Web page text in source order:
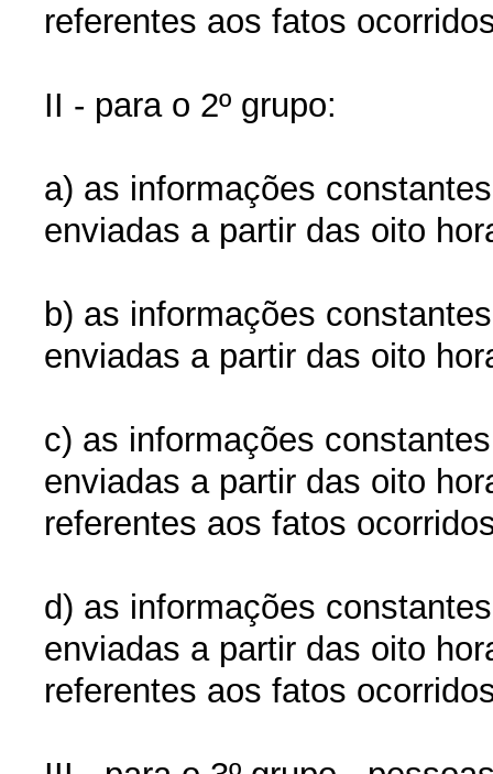
referentes aos fatos
II - para o 2º grupo:
a) as informações
enviadas a partir das oito
b) as informações
enviadas a partir das oito
c) as informações
enviadas a partir das oito
referentes aos fatos
d) as informações
enviadas a partir das oito
referentes aos fatos